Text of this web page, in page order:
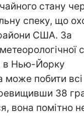
стану
спеку, що
США. За
в Нью-Йорку
може побити всі
38
вона помітно